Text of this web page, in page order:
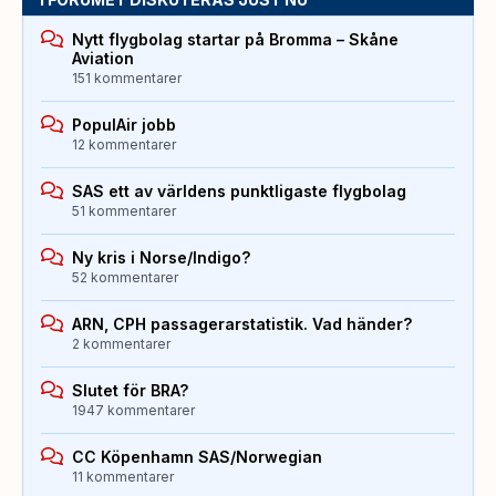
Nytt flygbolag startar på Bromma – Skåne
Aviation
151 kommentarer
PopulAir jobb
12 kommentarer
SAS ett av världens punktligaste flygbolag
51 kommentarer
Ny kris i Norse/Indigo?
52 kommentarer
ARN, CPH passagerarstatistik. Vad händer?
2 kommentarer
Slutet för BRA?
1947 kommentarer
CC Köpenhamn SAS/Norwegian
11 kommentarer